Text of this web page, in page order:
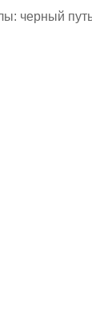
черный